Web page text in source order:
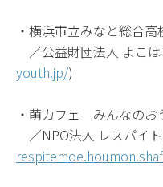
・横浜市立みなと総合
／公益財団法人 よこは
youth.jp/)
・萌カフェ みんなのお
／NPO法人 レスパイ